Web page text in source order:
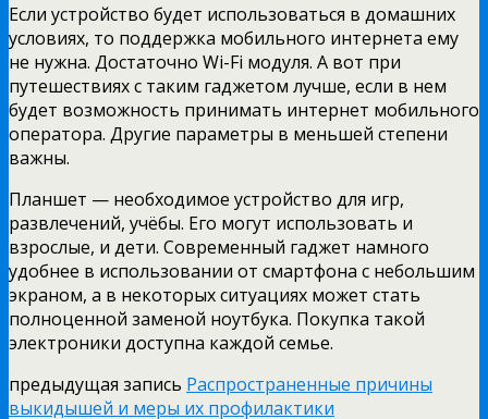
Если устройство будет использоваться в домашних
условиях, то поддержка мобильного интернета ему
не нужна. Достаточно Wi-Fi модуля. А вот при
путешествиях с таким гаджетом лучше, если в нем
будет возможность принимать интернет мобильного
оператора. Другие параметры в меньшей степени
важны.
Планшет — необходимое устройство для игр,
развлечений, учёбы. Его могут использовать и
взрослые, и дети. Современный гаджет намного
удобнее в использовании от смартфона с небольшим
экраном, а в некоторых ситуациях может стать
полноценной заменой ноутбука. Покупка такой
электроники доступна каждой семье.
предыдущая запись Распространенные причины
выкидышей и меры их профилактики